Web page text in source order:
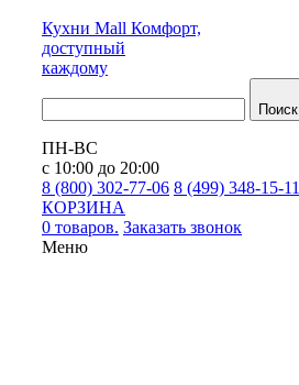
Кухни Mall Комфорт,
доступный
каждому
Поиск
ПН-ВС
с 10:00 до 20:00
8 (800) 302-77-06 8 (499) 348-15-11
КОРЗИНА
0 товаров. Заказать звонок
Меню